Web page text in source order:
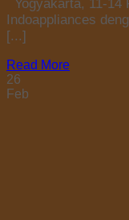
Yogyakarta, 11-14
Indoappliances
[...]
Read More
26
Feb